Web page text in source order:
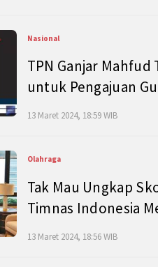
Nasional
TPN Ganjar
untuk Pengajuan
13 Maret 2024, 18:59 WIB
Olahraga
Tak Mau Ungkap
Timnas Indonesia
13 Maret 2024, 18:56 WIB